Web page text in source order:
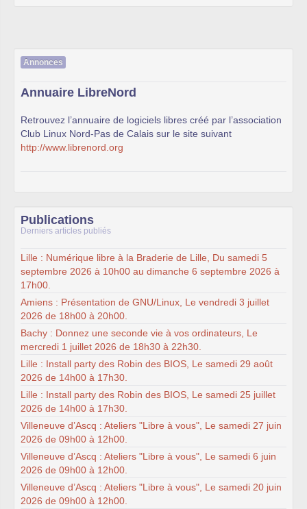
Annonces
Annuaire LibreNord
Retrouvez l’annuaire de logiciels libres créé par l’association
Club Linux Nord-Pas de Calais sur le site suivant
http://www.librenord.org
Publications
Derniers articles publiés
Lille : Numérique libre à la Braderie de Lille, Du samedi 5
septembre 2026 à 10h00 au dimanche 6 septembre 2026 à
17h00.
Amiens : Présentation de GNU/Linux, Le vendredi 3 juillet
2026 de 18h00 à 20h00.
Bachy : Donnez une seconde vie à vos ordinateurs, Le
mercredi 1 juillet 2026 de 18h30 à 22h30.
Lille : Install party des Robin des BIOS, Le samedi 29 août
2026 de 14h00 à 17h30.
Lille : Install party des Robin des BIOS, Le samedi 25 juillet
2026 de 14h00 à 17h30.
Villeneuve d’Ascq : Ateliers "Libre à vous", Le samedi 27 juin
2026 de 09h00 à 12h00.
Villeneuve d’Ascq : Ateliers "Libre à vous", Le samedi 6 juin
2026 de 09h00 à 12h00.
Villeneuve d’Ascq : Ateliers "Libre à vous", Le samedi 20 juin
2026 de 09h00 à 12h00.